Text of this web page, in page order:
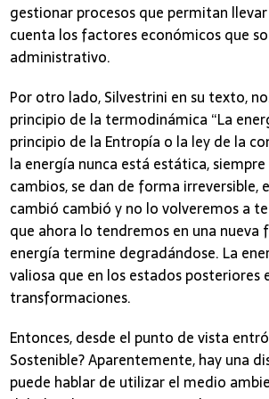
gestionar procesos que permitan
cuenta los factores económicos que
administrativo.
Por otro lado, Silvestrini en su texto,
principio de la termodinámica “La
principio de la Entropía o la ley de la
la energía nunca está estática,
cambios, se dan de forma irreversible,
cambió cambió y no lo volveremos a
que ahora lo tendremos en una
energía termine degradándose. La
valiosa que en los estados posteriores
transformaciones.
Entonces, desde el punto de vista
Sostenible? Aparentemente, hay una
puede hablar de utilizar el medio